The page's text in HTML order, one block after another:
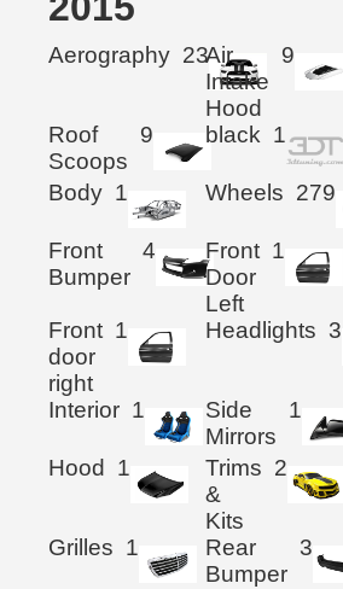
Aerography 23Air
Intake
Hood
9
Roof
Scoops
9 black 1
Body 1 Wheels 279
Front
Bumper
4
Front
Door
Left
1
Front
door
right
1 Headlights 3
Interior 1
Side
Mirrors
1
Hood 1
Trims
&
Kits
2
Grilles 1
Rear
Bumper
3